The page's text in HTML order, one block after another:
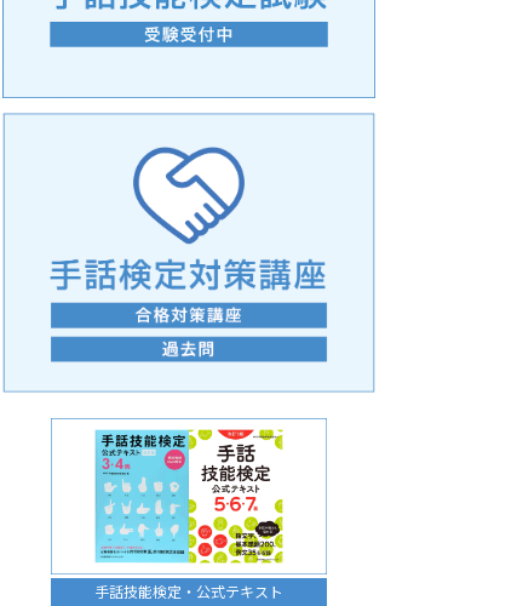
手話の言語学的特性に関する研究
手話技能検定・公式テキスト